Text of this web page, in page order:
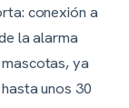
conexión a
la alarma
ya
unos 30